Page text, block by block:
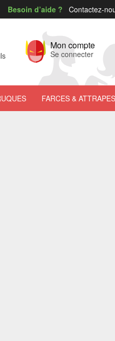
Besoin d’aide ? Contactez-
Mon compte
Se connecter
FARCES & ATTRAPES